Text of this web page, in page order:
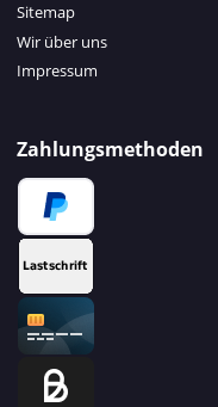
Sitemap
Wir über uns
Impressum
Zahlungsmethoden